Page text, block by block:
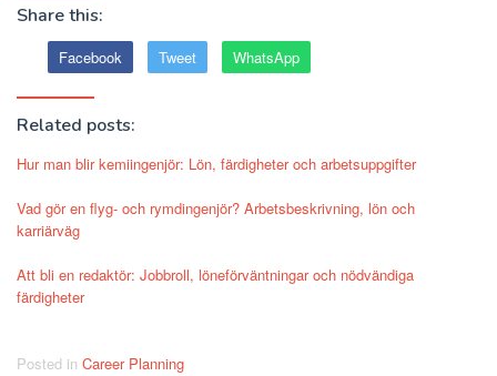
Share this:
Facebook Tweet WhatsApp
Related posts:
Hur man blir kemiingenjör: Lön, färdigheter och arbetsuppgifter
Vad gör en flyg- och rymdingenjör? Arbetsbeskrivning, lön och
karriärväg
Att bli en redaktör: Jobbroll, löneförväntningar och nödvändiga
färdigheter
Posted in Career Planning